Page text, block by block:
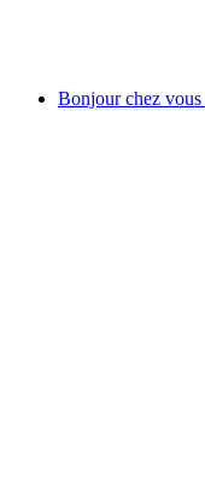
Bonjour chez vous